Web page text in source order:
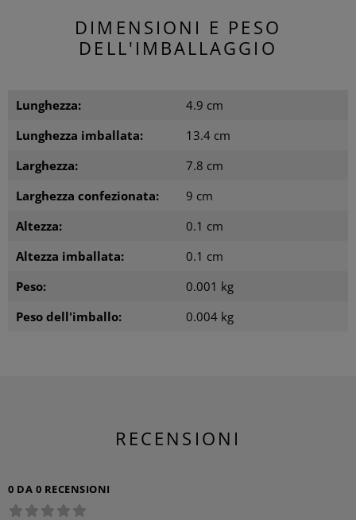
DIMENSIONI E PESO
DELL'IMBALLAGGIO
Lunghezza:
4.9 cm
Lunghezza imballata:
13.4 cm
Larghezza:
7.8 cm
Larghezza confezionata:
9 cm
Altezza:
0.1 cm
Altezza imballata:
0.1 cm
Peso:
0.001 kg
Peso dell'imballo:
0.004 kg
RECENSIONI
0 DA 0 RECENSIONI